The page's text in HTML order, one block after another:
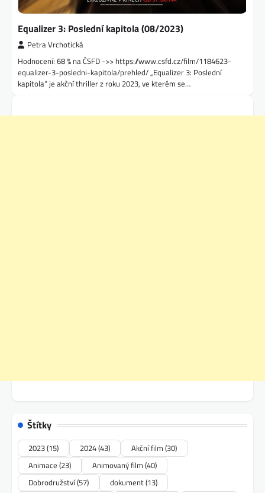
Equalizer 3: Poslední kapitola (08/2023)
Petra Vrchotická
Hodnocení: 68 % na ČSFD ->> https://www.csfd.cz/film/1184623-
equalizer-3-posledni-kapitola/prehled/ „Equalizer 3: Poslední
kapitola“ je akční thriller z roku 2023, ve kterém se…
Štítky
2023(15) 2024(43) Akční film (30)
Animace (23) Animovaný film (40)
Dobrodružství(57) dokument(13)